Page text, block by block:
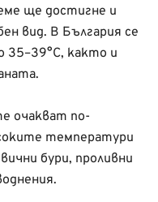
ще достигне и
вид. В България се
35–39°C, както и
очакват по-
температури
бури, проливни